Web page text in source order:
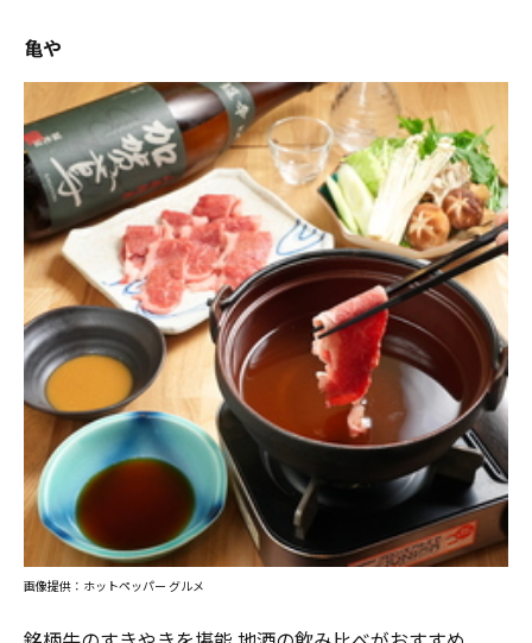
亀や
画像提供：ホットペッパー グルメ